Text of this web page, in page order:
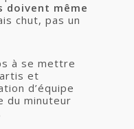
doivent même
chut, pas un
à se mettre
et
d’équipe
du minuteur